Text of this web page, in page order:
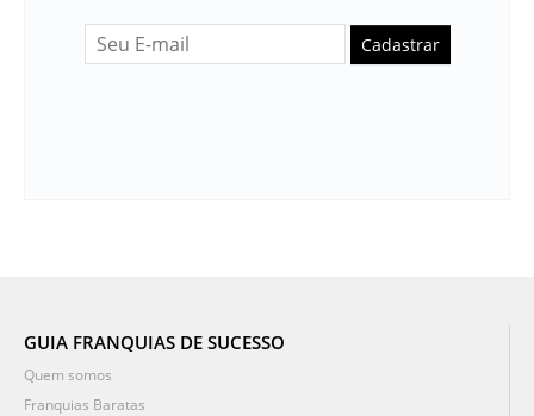
Cadastrar
GUIA FRANQUIAS DE SUCESSO
Quem somos
Franquias Baratas